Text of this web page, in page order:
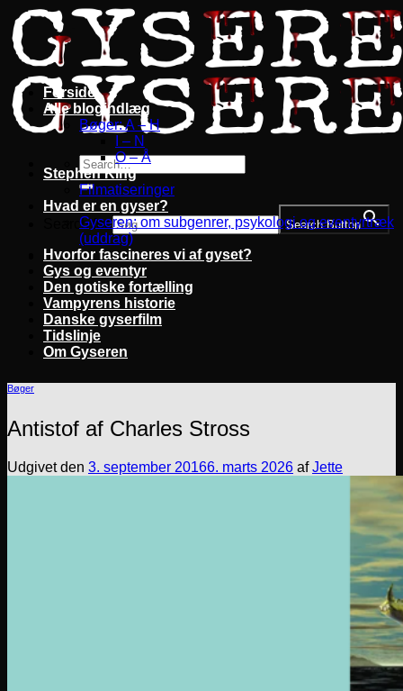
Fortsæt
til
indhold
Search for: Search Button
Forside
Alle blogindlæg
Bøger: A – H
I – N
O – Å
Stephen King
Filmatiseringer
Hvad er en gyser?
Gyseren: om subgenrer, psykologi og eventyrtræk
(uddrag)
Hvorfor fascineres vi af gyset?
Gys og eventyr
Den gotiske fortælling
Vampyrens historie
Danske gyserfilm
Tidslinje
Om Gyseren
Bøger
Antistof af Charles Stross
Udgivet den 3. september 20166. marts 2026 afJette